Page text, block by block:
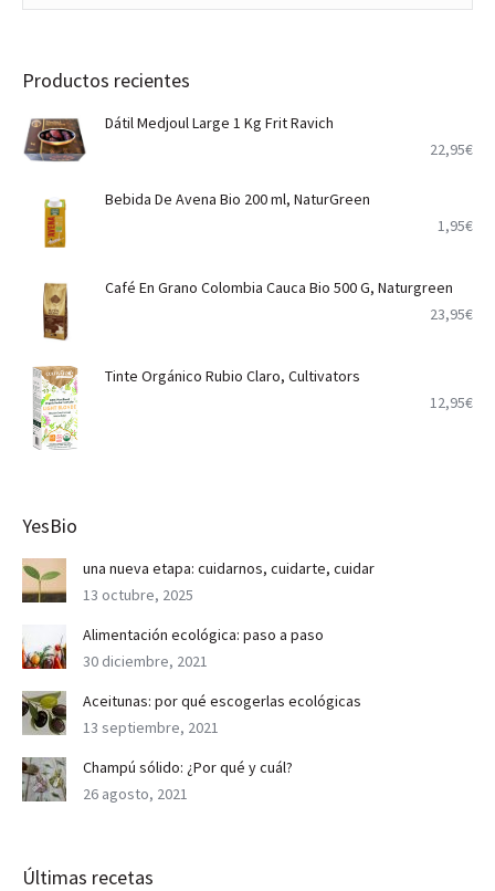
Productos recientes
Dátil Medjoul Large 1 Kg Frit Ravich
22,95€
Bebida De Avena Bio 200 ml, NaturGreen
1,95€
Café En Grano Colombia Cauca Bio 500 G, Naturgreen
23,95€
Tinte Orgánico Rubio Claro, Cultivators
12,95€
YesBio
una nueva etapa: cuidarnos, cuidarte, cuidar
13 octubre, 2025
Alimentación ecológica: paso a paso
30 diciembre, 2021
Aceitunas: por qué escogerlas ecológicas
13 septiembre, 2021
Champú sólido: ¿Por qué y cuál?
26 agosto, 2021
Últimas recetas